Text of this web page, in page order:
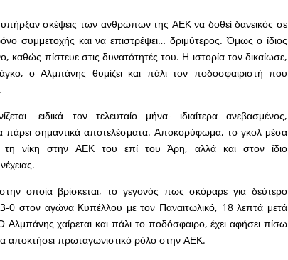
σκέψεις των ανθρώπων της ΑΕΚ να δοθεί δανεικός σε
συμμετοχής και να επιστρέψει… δριμύτερος. Όμως ο ίδιος
καθώς πίστευε στις δυνατότητές του. Η ιστορία τον δικαίωσε,
ο Αλμπάνης θυμίζει και πάλι τον ποδοσφαιριστή που
-ειδικά τον τελευταίο μήνα- ιδιαίτερα ανεβασμένος,
πάρει σημαντικά αποτελέσματα. Αποκορύφωμα, το γκολ μέσα
τη νίκη στην ΑΕΚ του επί του Άρη, αλλά και στον ίδιο
οποία βρίσκεται, το γεγονός πως σκόραρε για δεύτερο
3-0 στον αγώνα Κυπέλλου με τον Παναιτωλικό, 18 λεπτά μετά
χαίρεται και πάλι το ποδόσφαιρο, έχει αφήσει πίσω
αποκτήσει πρωταγωνιστικό ρόλο στην ΑΕΚ.